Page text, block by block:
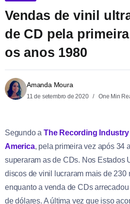
Vendas de vinil
de CD pela
os anos 1980
Amanda Moura
11 de setembro de 2020 One Min
Segundo a The Recording
America, pela primeira vez após 34
superaram as de CDs. Nos Estados
discos de vinil lucraram mais de 230
enquanto a venda de CDs
de dólares. A última vez que isso